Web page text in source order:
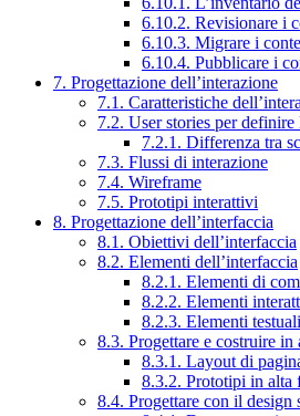
6.10.2. Revisionare i
6.10.3. Migrare i
6.10.4. Pubblicare i
7. Progettazione dell’interazione
7.1. Caratteristiche
7.2. User stories per definire
7.2.1. Differenza tra
7.3. Flussi di interazione
7.4. Wireframe
7.5. Prototipi interattivi
8. Progettazione dell’interfaccia
8.1. Obiettivi dell’interfaccia
8.2. Elementi dell’interfaccia
8.2.1. Elementi di
8.2.2. Elementi
8.2.3. Elementi
8.3. Progettare e costruire in
8.3.1. Layout di
8.3.2. Prototipi in alta
8.4. Progettare con il design